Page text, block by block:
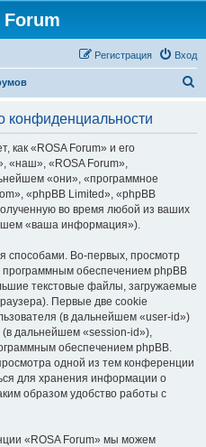
Forum
Вход
Регистрация
конфиденциальности
как «ROSA Forum» и его
«наш», «ROSA Forum»,
«они», «программное
«phpBB Limited», «phpBB
во время любой из ваших
«ваша информация»).
способами. Во-первых, просмотр
программным обеспечением phpBB
текстовые файлы, загружаемые
Первые две cookie
(в дальнейшем «user-id»)
дальнейшем «session-id»),
обеспечением phpBB.
одной из тем конференции
для хранения информации о
образом удобство работы с
«ROSA Forum» мы можем